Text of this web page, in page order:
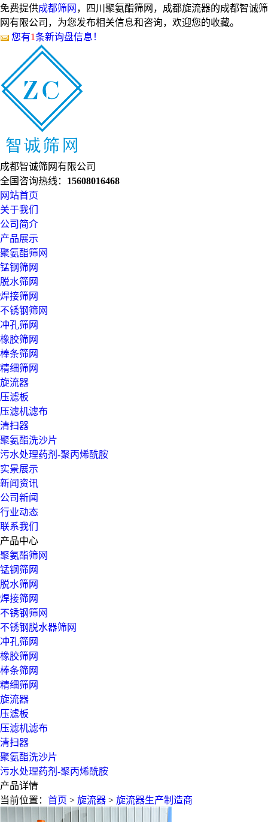
免费提供成都筛网 ，四川聚氨酯筛网，成都旋流器的成都智诚筛
网有限公司，为您发布相关信息和咨询，欢迎您的收藏。
您有1条新询盘信息！
成都智诚筛网有限公司
全国咨询热线： 15608016468
网站首页
关于我们
公司简介
产品展示
聚氨酯筛网
锰钢筛网
脱水筛网
焊接筛网
不锈钢筛网
冲孔筛网
橡胶筛网
棒条筛网
精细筛网
旋流器
压滤板
压滤机滤布
清扫器
聚氨酯洗沙片
污水处理药剂-聚丙烯酰胺
实景展示
新闻资讯
公司新闻
行业动态
联系我们
产品中心
聚氨酯筛网
锰钢筛网
脱水筛网
焊接筛网
不锈钢筛网
不锈钢脱水器筛网
冲孔筛网
橡胶筛网
棒条筛网
精细筛网
旋流器
压滤板
压滤机滤布
清扫器
聚氨酯洗沙片
污水处理药剂-聚丙烯酰胺
产品详情
当前位置： 首页 > 旋流器 > 旋流器生产制造商